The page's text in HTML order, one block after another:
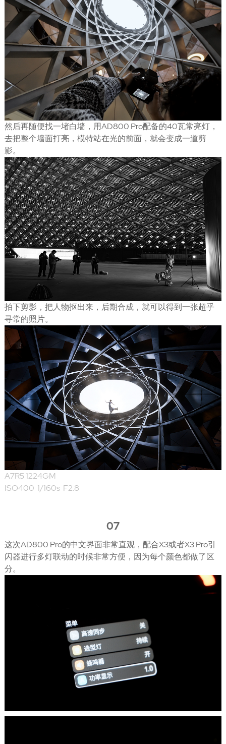
然后再随便找一堵白墙，用AD800 Pro配备的40瓦常亮灯，
去把整个墙面打亮，模特站在光的前面，就会变成一道剪
影。
拍下剪影，把人物抠出来，后期合成，就可以得到一张超乎
寻常的照片。
A7R5 1224GM
ISO400 1/160s F2.8
07
这次AD800 Pro的中文界面非常直观，配合X3或者X3 Pro引
闪器进行多灯联动的时候非常方便，因为每个颜色都做了区
分。